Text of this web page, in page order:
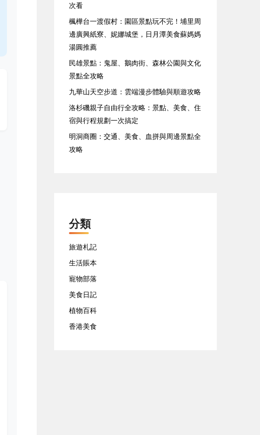
次看
楓樺台一渡假村：園區景點玩不完！埔里周
邊廣興紙寮、妮娜城堡，日月潭美食蘇媽媽
湯圓推薦
民雄景點：鬼屋、鵝肉街、森林公園與文化
景點全攻略
九華山天空步道：雲端漫步體驗與順遊攻略
洛杉磯親子自由行全攻略：景點、美食、住
宿與行程規劃一次搞定
明洞商圈：交通、美食、血拼與周邊景點全
攻略
分類
旅遊札記
生活賬本
寵物部落
美食日記
植物百科
香港美食